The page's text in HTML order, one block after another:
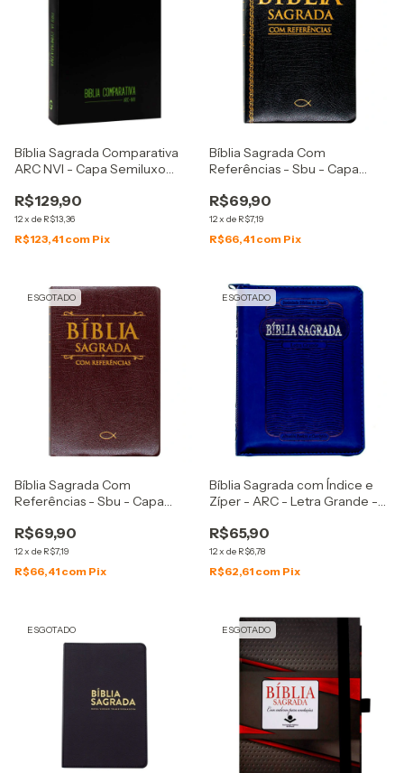
Bíblia Sagrada Comparativa
ARC NVI - Capa Semiluxo
R$129,90
12x de R$13,36
R$123,41 com Pix
Bíblia Sagrada Com
Referências - Sbu - Capa
R$69,90
12x de R$7,19
R$66,41 com Pix
ESGOTADO
Bíblia Sagrada Com
Referências - Sbu - Capa
R$69,90
12x de R$7,19
R$66,41 com Pix
ESGOTADO
Bíblia Sagrada com Índice e
Zíper - ARC - Letra Grande -
R$65,90
12x de R$6,78
R$62,61 com Pix
ESGOTADO ESGOTADO